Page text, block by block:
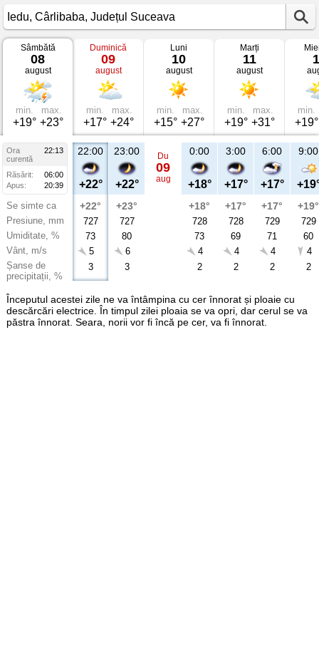
Vremea
Iedu
Cârlibaba,
Județul
Suceava
Sâmbătă
08
august
min.
+19°
max.
+23°
Duminică
09
august
min.
+17°
max.
+24°
Luni
10
august
min.
+15°
max.
+27°
Marți
11
august
min.
+19°
max.
+31°
min.
+19°
Ora
22:13
curentă
Răsărit:
06:00
Apus:
20:39
Se simte ca
Presiune, mm
Umiditate, %
Vânt, m/s
Șanse de
precipitații, %
22:00
+22°
+22°
727
73
5
3
23:00
+22°
+23°
727
80
6
3
Du
09
aug
0:00
+18°
+18°
728
73
4
2
3:00
+17°
+17°
728
69
4
2
6:00
+17°
+17°
729
71
4
2
9:00
+19°
729
60
4
2
Începutul acestei zile ne va întâmpina cu cer înnorat și ploaie cu
descărcări electrice. În timpul zilei ploaia se va opri, dar cerul se va
păstra înnorat. Seara, norii vor fi încă pe cer, va fi înnorat.